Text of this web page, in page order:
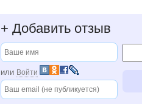
+ Добавить отзыв
или Войти